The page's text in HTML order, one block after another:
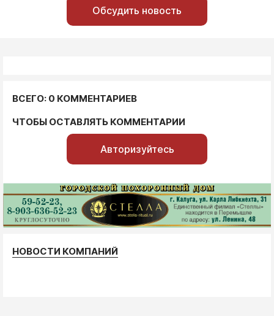
Обсудить новость
ВСЕГО: 0 КОММЕНТАРИЕВ
ЧТОБЫ ОСТАВЛЯТЬ КОММЕНТАРИИ
Авторизуйтесь
НОВОСТИ КОМПАНИЙ